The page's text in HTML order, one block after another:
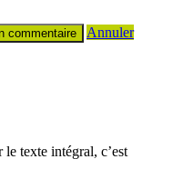
Annuler
texte intégral, c’est